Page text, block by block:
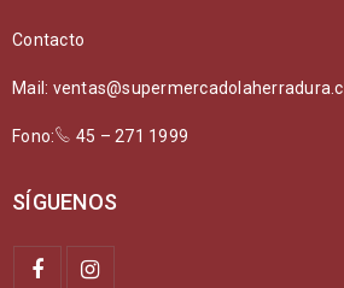
Contacto
Mail: ventas@supermercadolaherradura.cl
Fono: 45 – 271 1999
SÍGUENOS